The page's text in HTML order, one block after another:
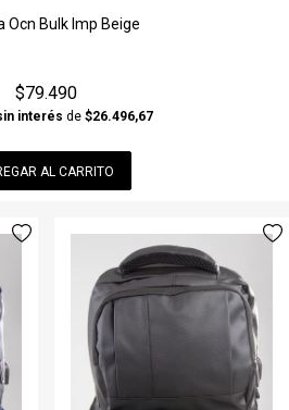
Ocn Bulk Imp Beige
$79.490
interés de $26.496,67
AL CARRITO